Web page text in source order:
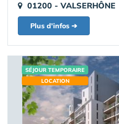
01200 - VALSERHÔNE
Plus d'infos ➔
SÉJOUR TEMPORAIRE
LOCATION